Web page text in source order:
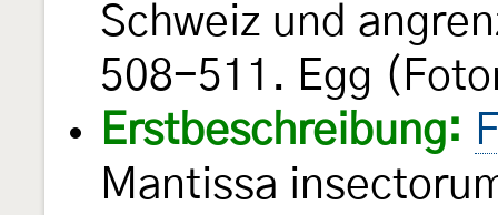
Schweiz und
508-511. Egg
Erstbeschreibung:
Mantissa